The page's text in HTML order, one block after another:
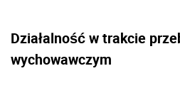
Działalność w trakcie
wychowawczym